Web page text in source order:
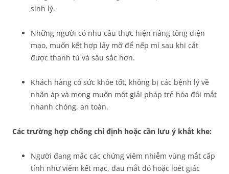
sinh lý.
Những người có nhu cầu thực hiện nâng tông diện
mạo, muốn kết hợp lấy mỡ để nếp mí sau khi cắt
được thanh tú và sâu sắc hơn.
Khách hàng có sức khỏe tốt, không bị các bệnh lý về
nhãn áp và mong muốn một giải pháp trẻ hóa đôi mắt
nhanh chóng, an toàn.
Các trường hợp chống chỉ định hoặc cần lưu ý khắt khe:
Người đang mắc các chứng viêm nhiễm vùng mắt cấp
tính như viêm kết mạc, đau mắt đỏ hoặc loét giác